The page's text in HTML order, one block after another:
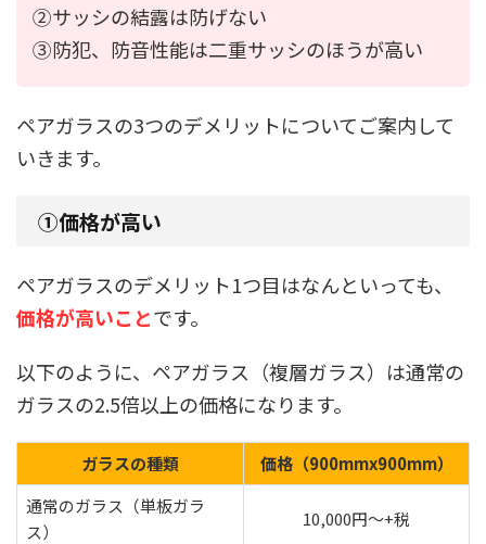
②サッシの結露は防げない
③防犯、防音性能は二重サッシのほうが高い
ペアガラスの3つのデメリットについてご案内して
いきます。
①価格が高い
ペアガラスのデメリット1つ目はなんといっても、
価格が高いことです。
以下のように、ペアガラス（複層ガラス）は通常の
ガラスの2.5倍以上の価格になります。
ガラスの種類
価格（900mmx900mm）
通常のガラス（単板ガラ
ス）
10,000円～+税